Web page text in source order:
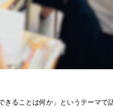
ることは何か」というテーマで